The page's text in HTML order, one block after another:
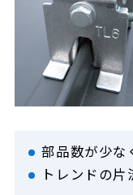
部品数が少な
トレンドの